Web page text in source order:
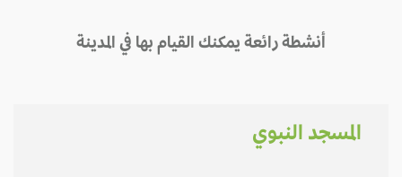
أنشطة رائعة يمكنك القيام بها في المدينة
المسجد النبوي